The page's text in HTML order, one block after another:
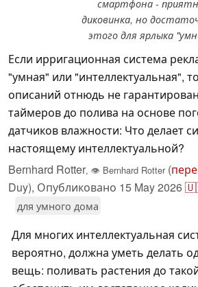
смартфона -
диковинка, но
этого для ярлыка
Если ирригационная система
"умная" или "интеллектуальная",
описаний отнюдь не
таймеров до полива на основе
датчиков влажности: Что делает
настоящему интеллектуальной?
Bernhard Rotter, 👁 Bernhard Rotter (
Duy), Опубликовано 15 May 2026
для умного дома
Для многих интеллектуальная
вероятно, должна уметь делать
вещь: поливать растения до